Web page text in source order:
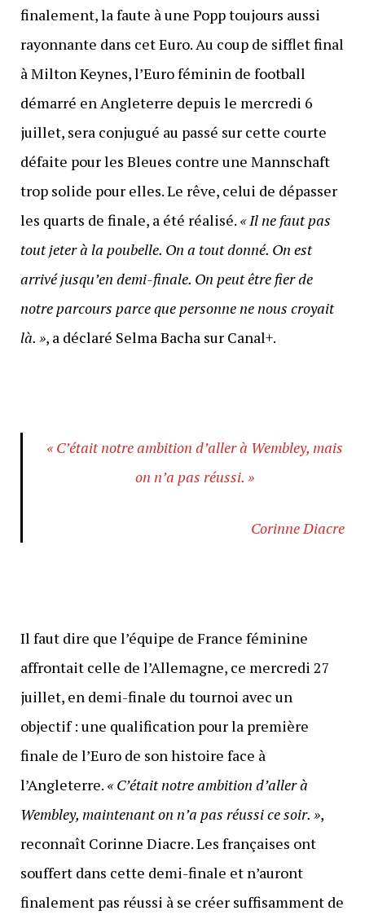
finalement, la faute à une Popp toujours aussi
rayonnante dans cet Euro. Au coup de sifflet final
à Milton Keynes, l’Euro féminin de football
démarré en Angleterre depuis le mercredi 6
juillet, sera conjugué au passé sur cette courte
défaite pour les Bleues contre une Mannschaft
trop solide pour elles. Le rêve, celui de dépasser
les quarts de finale, a été réalisé. « Il ne faut pas
tout jeter à la poubelle. On a tout donné. On est
arrivé jusqu’en demi-finale. On peut être fier de
notre parcours parce que personne ne nous croyait
là. », a déclaré Selma Bacha sur Canal+.
« C’était notre ambition d’aller à Wembley, mais
on n’a pas réussi. »
Corinne Diacre
Il faut dire que l’équipe de France féminine
affrontait celle de l’Allemagne, ce mercredi 27
juillet, en demi-finale du tournoi avec un
objectif : une qualification pour la première
finale de l’Euro de son histoire face à
l’Angleterre. « C’était notre ambition d’aller à
Wembley, maintenant on n’a pas réussi ce soir. »,
reconnaît Corinne Diacre. Les françaises ont
souffert dans cette demi-finale et n’auront
finalement pas réussi à se créer suffisamment de